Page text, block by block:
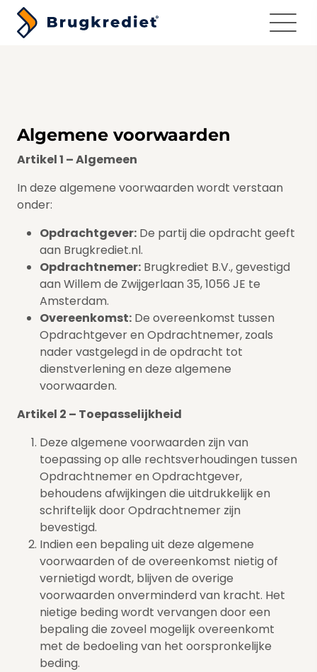
Menu
Algemene voorwaarden
Artikel 1 – Algemeen
In deze algemene voorwaarden wordt verstaan
onder:
Opdrachtgever: De partij die opdracht geeft
aan Brugkrediet.nl.
Opdrachtnemer: Brugkrediet B.V., gevestigd
aan Willem de Zwijgerlaan 35, 1056 JE te
Amsterdam.
Overeenkomst: De overeenkomst tussen
Opdrachtgever en Opdrachtnemer, zoals
nader vastgelegd in de opdracht tot
dienstverlening en deze algemene
voorwaarden.
Artikel 2 – Toepasselijkheid
Deze algemene voorwaarden zijn van
toepassing op alle rechtsverhoudingen tussen
Opdrachtnemer en Opdrachtgever,
behoudens afwijkingen die uitdrukkelijk en
schriftelijk door Opdrachtnemer zijn
bevestigd.
Indien een bepaling uit deze algemene
voorwaarden of de overeenkomst nietig of
vernietigd wordt, blijven de overige
voorwaarden onverminderd van kracht. Het
nietige beding wordt vervangen door een
bepaling die zoveel mogelijk overeenkomt
met de bedoeling van het oorspronkelijke
beding.